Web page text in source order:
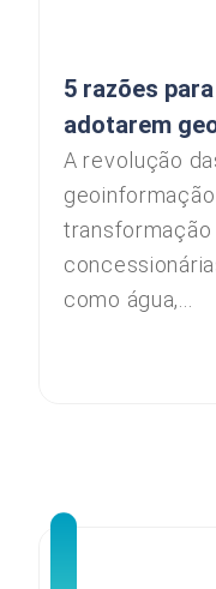
5 razões
adotarem
A revolução
transformação
como água,...